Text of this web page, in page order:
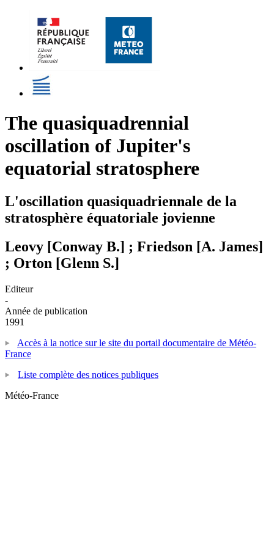
The quasiquadrennial
oscillation of Jupiter's
equatorial stratosphere
L'oscillation quasiquadriennale de la
stratosphère équatoriale jovienne
Leovy [Conway B.] ; Friedson [A. James]
; Orton [Glenn S.]
Editeur
-
Année de publication
1991
Accès à la notice sur le site du portail documentaire de Météo-
France
Liste complète des notices publiques
Météo-France